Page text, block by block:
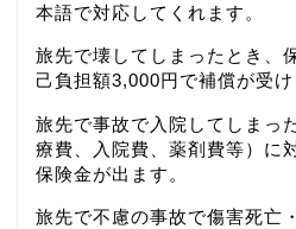
本語で対応してくれます。
旅先で壊してしまったとき、
己負担額3,000円で補償が受け
旅先で事故で入院してしまっ
療費、入院費、薬剤費等）に
保険金が出ます。
旅先で不慮の事故で傷害死亡